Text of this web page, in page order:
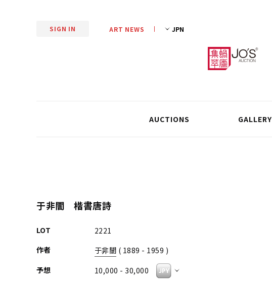
SIGN IN ART NEWS
AUCTIONS GALLERY
于非闇 楷書唐詩
LOT
2221
作者
于非闇 ( 1889 - 1959 )
予想
10,000 - 30,000